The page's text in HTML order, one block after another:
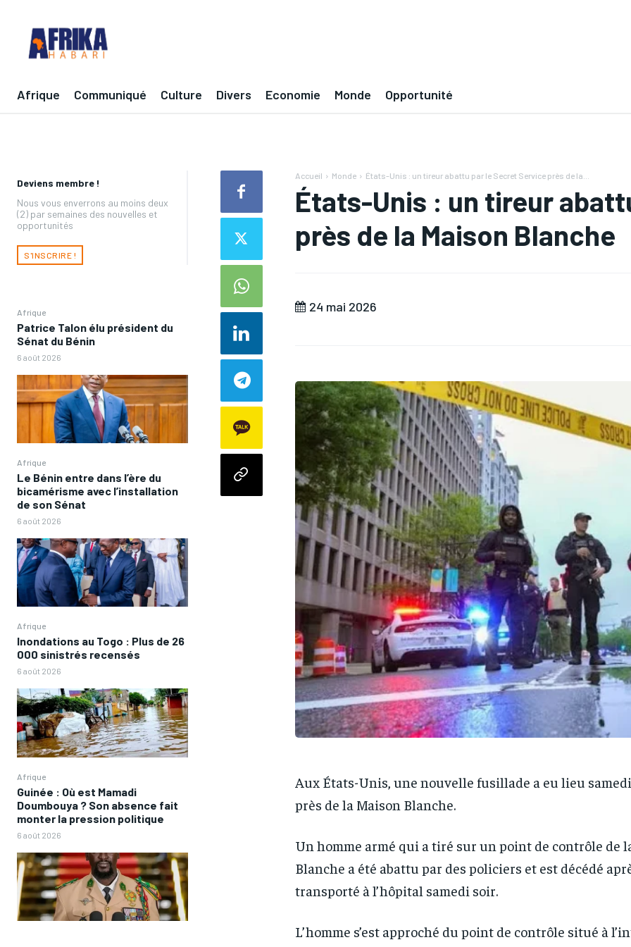
Afrique Communiqué Culture Divers Economie Monde Opportunité
Deviens membre !
Nous vous enverrons au moins deux
(2) par semaines des nouvelles et
opportunités
S'INSCRIRE !
Afrique
Patrice Talon élu président du
Sénat du Bénin
6 août 2026
Afrique
Le Bénin entre dans l’ère du
bicamérisme avec l’installation
de son Sénat
6 août 2026
Afrique
Inondations au Togo : Plus de 26
000 sinistrés recensés
6 août 2026
Afrique
Guinée : Où est Mamadi
Doumbouya ? Son absence fait
monter la pression politique
6 août 2026
Accueil Monde États-Unis : un tireur abattu par le Secret Service près de la...
États-Unis : un tireur
près de la Maison Blanche
24 mai 2026
Aux États-Unis, une nouvelle fusillade a eu lieu
près de la Maison Blanche.
Un homme armé qui a tiré sur un point de contrôle de
Blanche a été abattu par des policiers et est décédé
transporté à l’hôpital samedi soir.
L’homme s’est approché du point de contrôle situé à